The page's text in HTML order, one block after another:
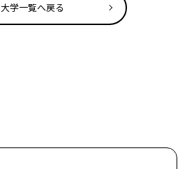
大学一覧へ戻る